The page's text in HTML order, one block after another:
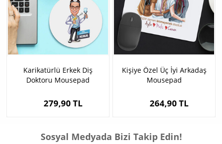
Karikatürlü Erkek Diş
Doktoru Mousepad
279,90 TL
Kişiye Özel Üç İyi Arkadaş
Mousepad
264,90 TL
Sosyal Medyada Bizi Takip Edin!